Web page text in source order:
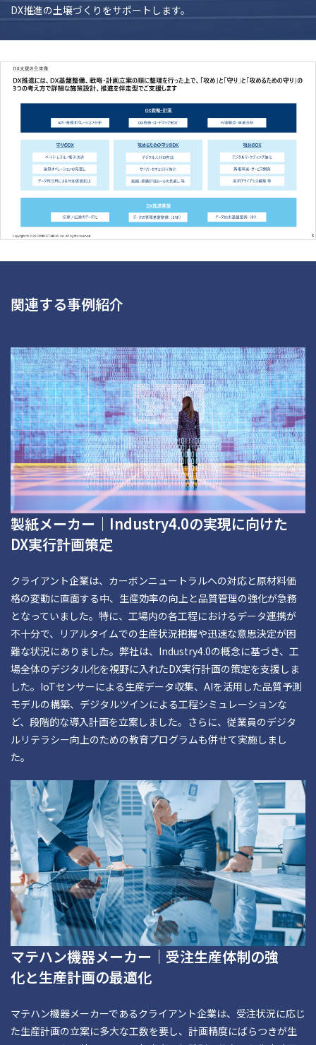
DX推進の土壌づくりをサポートします。
関連する事例紹介
製紙メーカー｜Industry4.0の実現に向けた
DX実行計画策定
クライアント企業は、カーボンニュートラルへの対応と原材料価
格の変動に直面する中、生産効率の向上と品質管理の強化が急務
となっていました。特に、工場内の各工程におけるデータ連携が
不十分で、リアルタイムでの生産状況把握や迅速な意思決定が困
難な状況にありました。弊社は、Industry4.0の概念に基づき、工
場全体のデジタル化を視野に入れたDX実行計画の策定を支援しま
した。IoTセンサーによる生産データ収集、AIを活用した品質予測
モデルの構築、デジタルツインによる工程シミュレーションな
ど、段階的な導入計画を立案しました。さらに、従業員のデジタ
ルリテラシー向上のための教育プログラムも併せて実施しまし
た。
マテハン機器メーカー｜受注生産体制の強
化と生産計画の最適化
マテハン機器メーカーであるクライアント企業は、受注状況に応じ
た生産計画の立案に多大な工数を要し、計画精度にばらつきが生